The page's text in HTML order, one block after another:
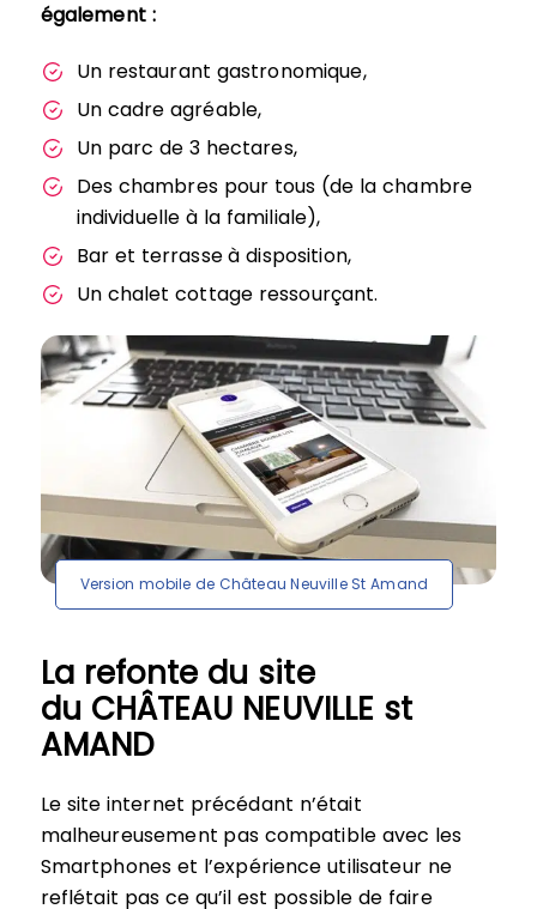
également :
Un restaurant gastronomique,
Un cadre agréable,
Un parc de 3 hectares,
Des chambres pour tous (de la chambre
individuelle à la familiale),
Bar et terrasse à disposition,
Un chalet cottage ressourçant.
Version mobile de Château Neuville St Amand
La refonte du site
du CHÂTEAU NEUVILLE st
AMAND
Le site internet précédant n’était
malheureusement pas compatible avec les
Smartphones et l’expérience utilisateur ne
reflétait pas ce qu’il est possible de faire